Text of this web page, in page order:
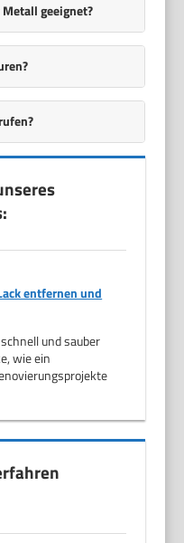
geeignet?
entfernen und
und sauber
wie ein